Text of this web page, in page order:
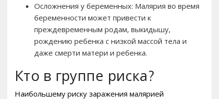
Осложнения у беременных: Малярия во время
беременности может привести к
преждевременным родам, выкидышу,
рождению ребенка с низкой массой тела и
даже смерти матери и ребенка.
Кто в группе риска?
Наибольшему риску заражения малярией